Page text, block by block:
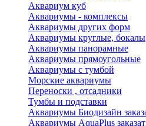
Аквариум куб
Аквариумы - комплексы
Аквариумы других форм
Аквариумы круглые, бокалы
Аквариумы панорамные
Аквариумы прямоугольные
Аквариумы с тумбой
Морские аквариумы
Переноски , отсадники
Тумбы и подставки
Аквариумы Биодизайн
Аквариумы AquaPlus